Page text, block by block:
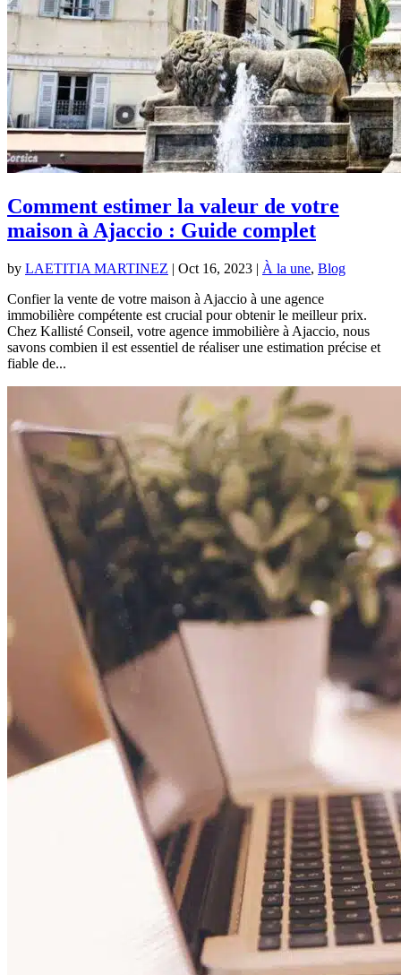
Comment estimer la valeur de votre
maison à Ajaccio : Guide complet
by LAETITIA MARTINEZ | Oct 16, 2023 | À la une, Blog
Confier la vente de votre maison à Ajaccio à une agence
immobilière compétente est crucial pour obtenir le meilleur prix.
Chez Kallisté Conseil, votre agence immobilière à Ajaccio, nous
savons combien il est essentiel de réaliser une estimation précise et
fiable de...